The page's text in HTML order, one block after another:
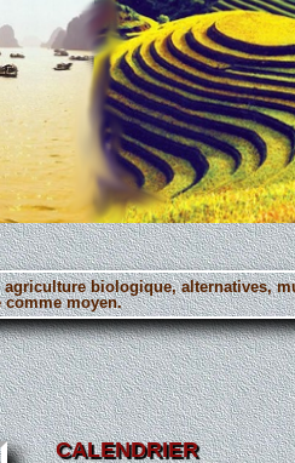
biologique, alternatives,
moyen.
CALENDRIER